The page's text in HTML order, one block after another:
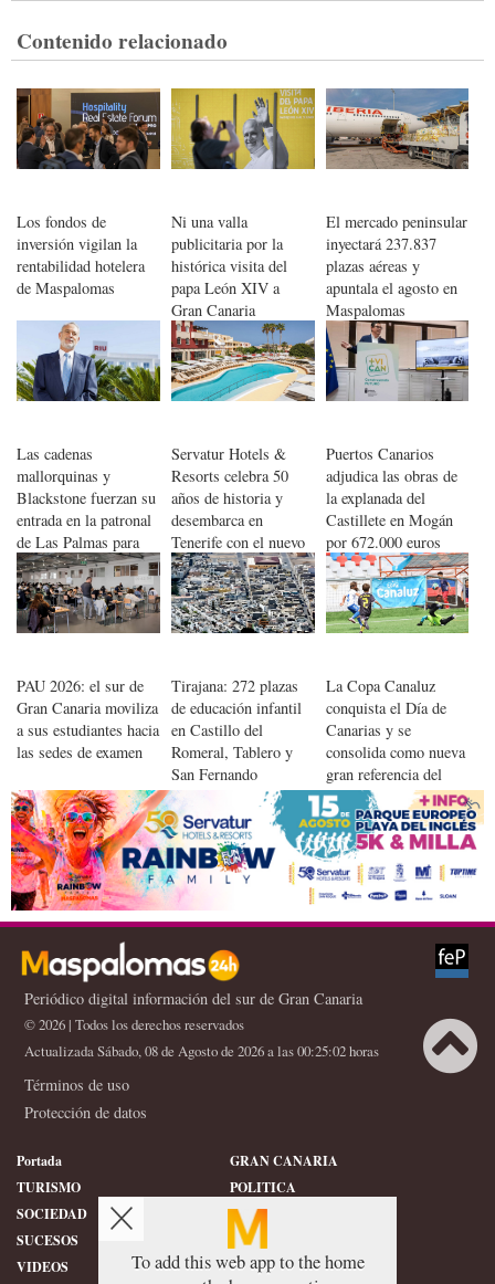
Contenido relacionado
Los fondos de
inversión vigilan la
rentabilidad hotelera
de Maspalomas
Ni una valla
publicitaria por la
histórica visita del
papa León XIV a
Gran Canaria
El mercado peninsular
inyectará 237.837
plazas aéreas y
apuntala el agosto en
Maspalomas
Las cadenas
mallorquinas y
Blackstone fuerzan su
entrada en la patronal
de Las Palmas para
romper el monopolio
de la FEHT
Servatur Hotels &
Resorts celebra 50
años de historia y
desembarca en
Tenerife con el nuevo
Servatur Isora Suites
Puertos Canarios
adjudica las obras de
la explanada del
Castillete en Mogán
por 672.000 euros
PAU 2026: el sur de
Gran Canaria moviliza
a sus estudiantes hacia
las sedes de examen
Tirajana: 272 plazas
de educación infantil
en Castillo del
Romeral, Tablero y
San Fernando
La Copa Canaluz
conquista el Día de
Canarias y se
consolida como nueva
gran referencia del
fútbol base canario
Periódico digital información del sur de Gran Canaria
© 2026 | Todos los derechos reservados
Actualizada Sábado, 08 de Agosto de 2026 a las 00:25:02 horas
Términos de uso
Protección de datos
Portada
GRAN CANARIA
TURISMO
POLITICA
SOCIEDAD
DEPORTES
SUCESOS
HISTORIA
VIDEOS
CONFIDENCIAL
To add this web app to the home